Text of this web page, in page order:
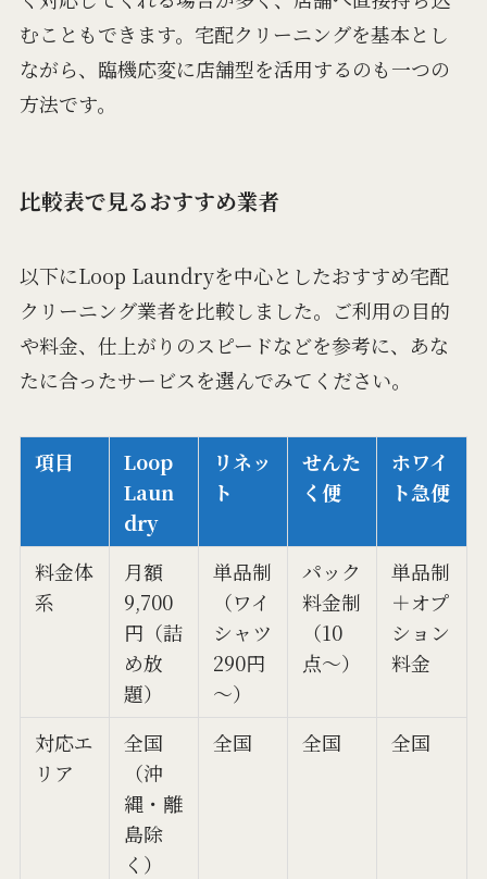
むこともできます。宅配クリーニングを基本とし
ながら、臨機応変に店舗型を活用するのも一つの
方法です。
比較表で見るおすすめ業者
以下にLoop Laundryを中心としたおすすめ宅配
クリーニング業者を比較しました。ご利用の目的
や料金、仕上がりのスピードなどを参考に、あな
たに合ったサービスを選んでみてください。
項目
Loop
Laun
dry
リネッ
ト
せんた
く便
ホワイ
ト急便
料金体
系
月額
9,700
円（詰
め放
題）
単品制
（ワイ
シャツ
290円
～）
パック
料金制
（10
点～）
単品制
＋オプ
ション
料金
対応エ
リア
全国
（沖
縄・離
島除
く）
全国 全国 全国